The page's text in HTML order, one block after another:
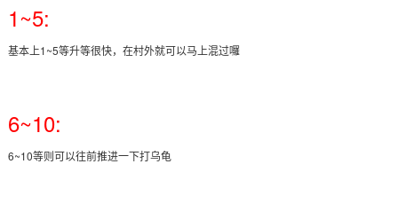
1~5:
基本上1~5等升等很快，在村外就可以马上混过囉
6~10:
6~10等则可以往前推进一下打乌龟